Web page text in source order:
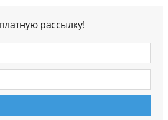
рассылку!